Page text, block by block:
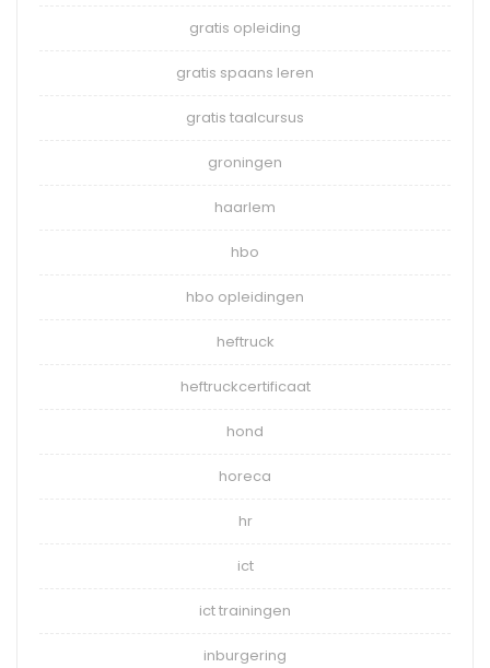
gratis opleiding
gratis spaans leren
gratis taalcursus
groningen
haarlem
hbo
hbo opleidingen
heftruck
heftruckcertificaat
hond
horeca
hr
ict
ict trainingen
inburgering